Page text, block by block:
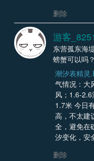
删除
游客
东营孤东海
螃蟹可以吗？
潮汐表精灵
气情况：大
风；1.6-
1.7米 今日有降雨且风浪较大，岸边垂钓安全风险
高，不太建
全，避免在
汐变化，安
删除